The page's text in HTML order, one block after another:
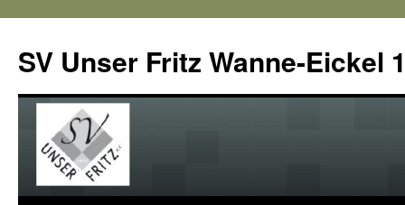
SV Unser Fritz Wanne-Eickel